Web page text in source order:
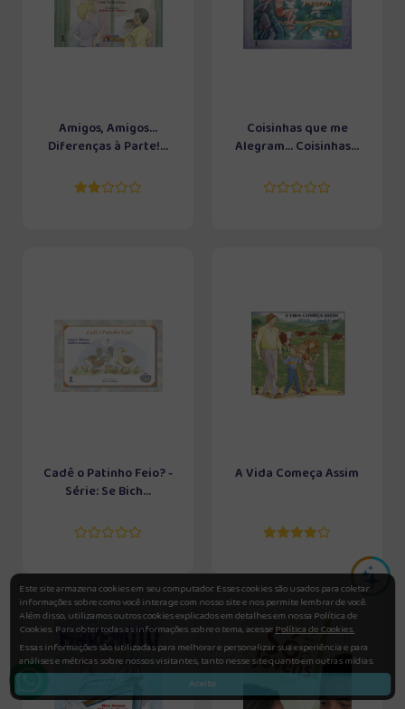
Amigos, Amigos...
Diferenças à Parte!...
Coisinhas que me
Alegram... Coisinhas...
Cadê o Patinho Feio? -
Série: Se Bich...
A Vida Começa Assim
Este site armazena cookies em seu computador. Esses cookies são usados para coletar
informações sobre como você interage com nosso site e nos permite lembrar de você.
Além disso, utilizamos outros cookies explicados em detalhes em nossa Política de
Cookies. Para obter todas as informações sobre o tema, acessePolítica de Cookies.
Essas informações são utilizadas para melhorar e personalizar sua experiência e para
análises e métricas sobre nossos visitantes, tanto nesse site quanto em outras mídias.
Aceito